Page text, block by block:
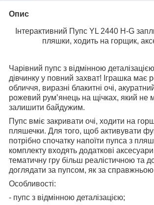
Опис
Інтерактивний Пупс YL 2440 H-G
пляшки, ходить на горщик,
Чарівний пупс з відмінною
дівчинку у повний захват! Іграшка має
обличчя, виразні блакитні очі,
рожевий рум’янець на щічках, який не
залишити байдужим.
Пупс вміє закривати очі, ходити на
пляшечки. Для того, щоб активувати
потрібно спочатку напоїти пупса з
комплекту входять додаткові
тематичну гру більш реалістичною та
доглядати за пупсом, як за
Особливості:
- пупс з відмінною деталізацією;